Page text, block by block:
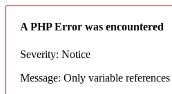
A PHP Error was encountered
Severity: Notice
Message: Only variable